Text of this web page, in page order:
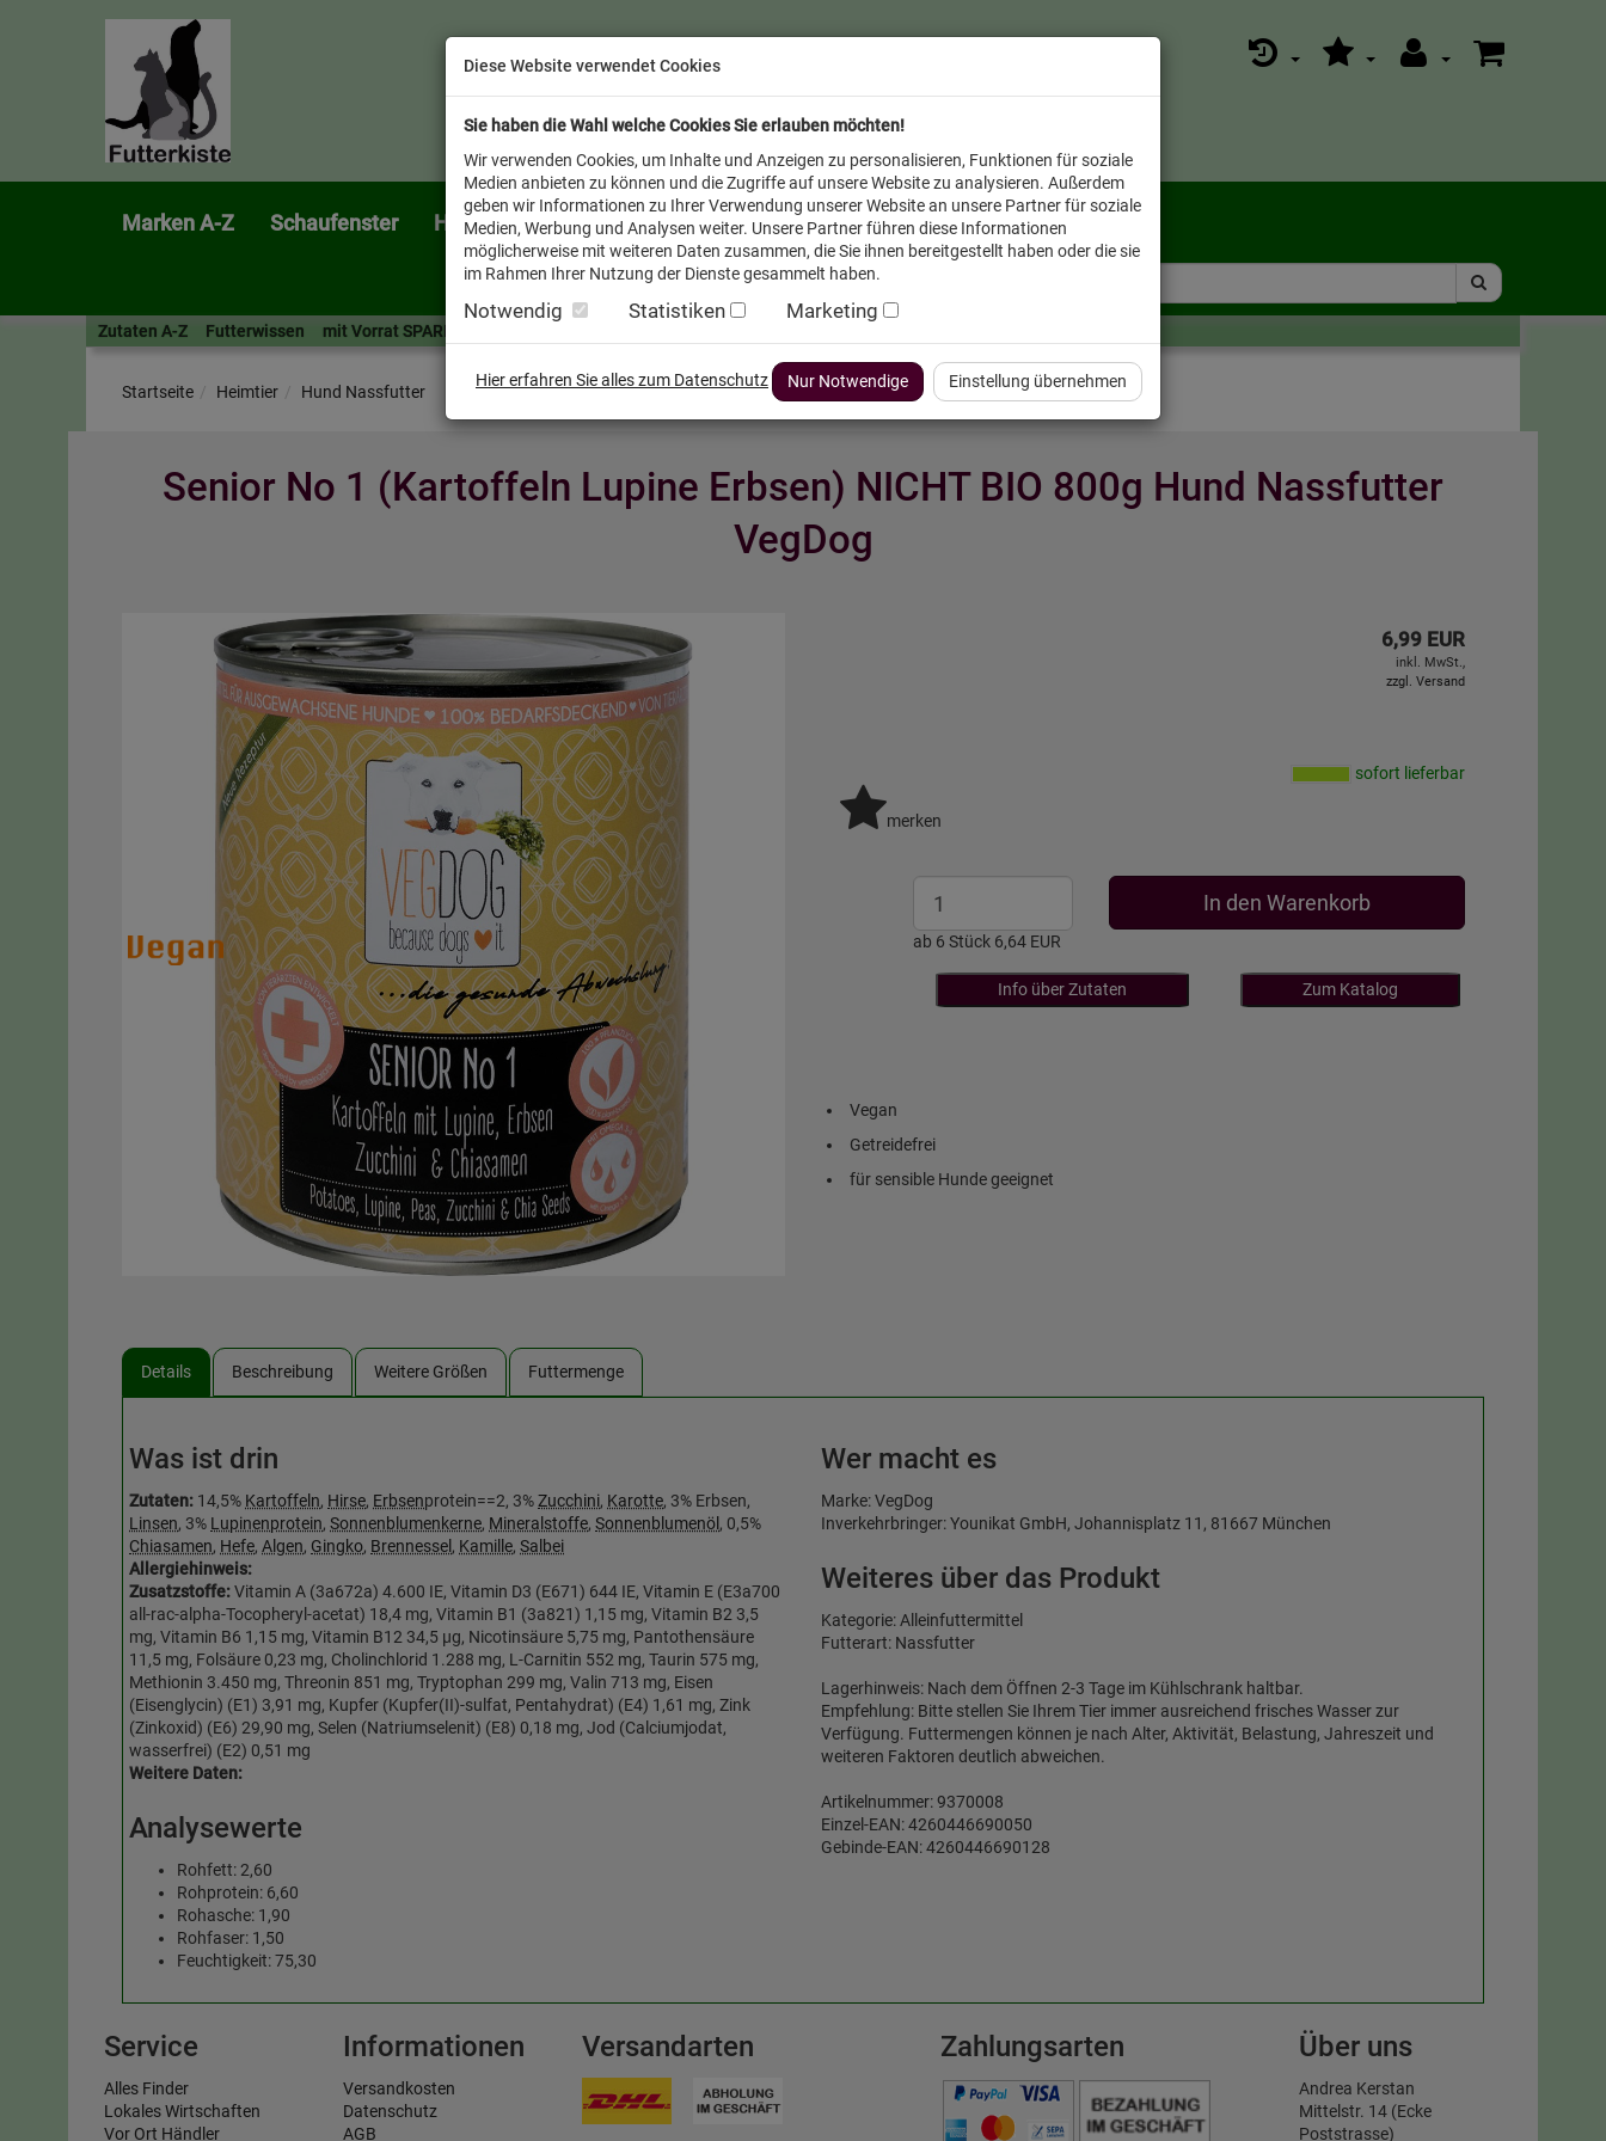
Marken A-Z Schaufenster Heimtier
Zutaten A-Z Futterwissen mit Vorrat SPAREN
Startseite Heimtier Hund Nassfutter
Senior No 1 (Kartoffeln Lupine Erbsen) NICHT BIO 800g Hund Nassfutter
VegDog
6,99 EUR
inkl. MwSt.,
zzgl. Versand
sofort lieferbar
merken
ab 6 Stück 6,64 EUR
In den Warenkorb
Info über Zutaten Zum Katalog
Vegan
Getreidefrei
für sensible Hunde geeignet
Details Beschreibung Weitere Größen Futtermenge
Was ist drin
Zutaten: 14,5% Kartoffeln, Hirse, Erbsenprotein==2, 3%Zucchini, Karotte, 3% Erbsen,
Linsen, 3% Lupinenprotein, Sonnenblumenkerne, Mineralstoffe, Sonnenblumenöl , 0,5%
Chiasamen, Hefe, Algen, Gingko, Brennessel , Kamille, Salbei
Allergiehinweis:
Zusatzstoffe:Vitamin A (3a672a) 4.600 IE, Vitamin D3 (E671) 644 IE, Vitamin E (E3a700
all-rac-alpha-Tocopheryl-acetat) 18,4 mg, Vitamin B1 (3a821) 1,15 mg, Vitamin B2 3,5
mg, Vitamin B6 1,15 mg, Vitamin B12 34,5 µg, Nicotinsäure 5,75 mg, Pantothensäure
11,5 mg, Folsäure 0,23 mg, Cholinchlorid 1.288 mg, L-Carnitin 552 mg, Taurin 575 mg,
Methionin 3.450 mg, Threonin 851 mg, Tryptophan 299 mg, Valin 713 mg, Eisen
(Eisenglycin) (E1) 3,91 mg, Kupfer (Kupfer(II)-sulfat, Pentahydrat) (E4) 1,61 mg, Zink
(Zinkoxid) (E6) 29,90 mg, Selen (Natriumselenit) (E8) 0,18 mg, Jod (Calciumjodat,
wasserfrei) (E2) 0,51 mg
Weitere Daten:
Analysewerte
Rohfett: 2,60
Rohprotein: 6,60
Rohasche: 1,90
Rohfaser: 1,50
Feuchtigkeit: 75,30
Wer macht es
Marke: VegDog
Inverkehrbringer: Younikat GmbH, Johannisplatz 11, 81667 München
Weiteres über das Produkt
Kategorie: Alleinfuttermittel
Futterart: Nassfutter
Lagerhinweis: Nach dem Öffnen 2-3 Tage im Kühlschrank haltbar.
Empfehlung: Bitte stellen Sie Ihrem Tier immer ausreichend frisches Wasser zur
Verfügung. Futtermengen können je nach Alter, Aktivität, Belastung, Jahreszeit und
weiteren Faktoren deutlich abweichen.
Artikelnummer: 9370008
Einzel-EAN: 4260446690050
Gebinde-EAN: 4260446690128
Service
Alles Finder
Lokales Wirtschaften
Vor Ort Händler
Informationen
Versandkosten
Datenschutz
AGB
Versandarten Zahlungsarten Über uns
Andrea Kerstan
Mittelstr. 14 (Ecke
Poststrasse)
Diese Website verwendet Cookies
Sie haben die Wahl welche Cookies Sie erlauben möchten!
Wir verwenden Cookies, um Inhalte und Anzeigen zu personalisieren, Funktionen für soziale
Medien anbieten zu können und die Zugriffe auf unsere Website zu analysieren. Außerdem
geben wir Informationen zu Ihrer Verwendung unserer Website an unsere Partner für soziale
Medien, Werbung und Analysen weiter. Unsere Partner führen diese Informationen
möglicherweise mit weiteren Daten zusammen, die Sie ihnen bereitgestellt haben oder die sie
im Rahmen Ihrer Nutzung der Dienste gesammelt haben.
Notwendig Statistiken Marketing
Hier erfahren Sie alles zum Datenschutz Nur Notwendige Einstellung übernehmen